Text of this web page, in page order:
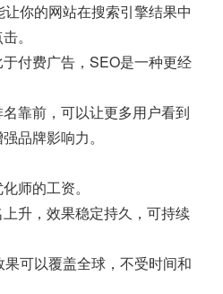
让你的网站在搜索引擎结果中
。
于付费广告，SEO是一种更经
靠前，可以让更多用户看到
品牌影响力。
师的工资。
升，效果稳定持久，可持续
果可以覆盖全球，不受时间和